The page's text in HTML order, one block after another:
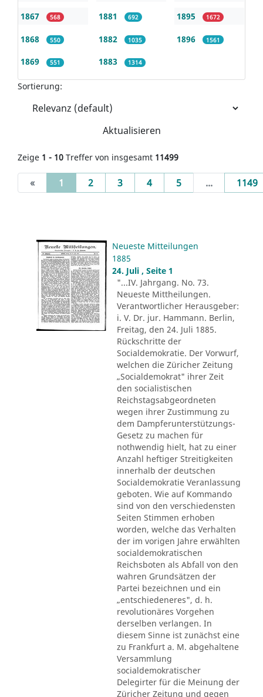
1867 568
1868 550
1869 551
1881 692
1882 1035
1883 1314
1895 1672
1896 1561
Sortierung:
Aktualisieren
Zeige 1 - 10 Treffer von insgesamt 11499
« 1 (current)
2 3 4 5 ... 1149
Neueste Mitteilungen
1885
24. Juli , Seite 1
"...IV. Jahrgang. No. 73.
Neueste Mittheilungen.
Verantwortlicher Herausgeber:
i. V. Dr. jur. Hammann. Berlin,
Freitag, den 24. Juli 1885.
Rückschritte der
Socialdemokratie. Der Vorwurf,
welchen die Züricher Zeitung
„Socialdemokrat" ihrer Zeit
den socialistischen
Reichstagsabgeordneten
wegen ihrer Zustimmung zu
dem Dampferunterstützungs-
Gesetz zu machen für
nothwendig hielt, hat zu einer
Anzahl heftiger Streitigkeiten
innerhalb der deutschen
Socialdemokratie Veranlassung
geboten. Wie auf Kommando
sind von den verschiedensten
Seiten Stimmen erhoben
worden, welche das Verhalten
der im vorigen Jahre erwählten
socialdemokratischen
Reichsboten als Abfall von den
wahren Grundsätzen der
Partei bezeichnen und ein
„entschiedeneres", d. h.
revolutionäres Vorgehen
derselben verlangen. In
diesem Sinne ist zunächst eine
zu Frankfurt a. M. abgehaltene
Versammlung
socialdemokratischer
Delegirter für die Meinung der
Züricher Zeitung und gegen